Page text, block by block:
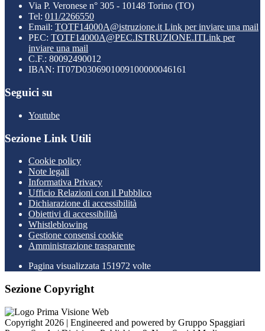
Via P. Veronese n° 305 - 10148 Torino (TO)
Tel: 011/2266550
Email: TOTF14000A@istruzione.it Link per inviare una mail
PEC: TOTF14000A@PEC.ISTRUZIONE.ITLink per
inviare una mail
C.F.: 80092490012
IBAN: IT07D0306901009100000046161
Seguici su
Youtube
Sezione Link Utili
Cookie policy
Note legali
Informativa Privacy
Ufficio Relazioni con il Pubblico
Dichiarazione di accessibilità
Obiettivi di accessibilità
Whistleblowing
Gestione consensi cookie
Amministrazione trasparente
Pagina visualizzata 151972 volte
Sezione Copyright
Copyright 2026 | Engineered and powered by Gruppo Spaggiari